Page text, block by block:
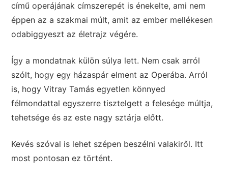
című operájának címszerepét is énekelte, ami nem
éppen az a szakmai múlt, amit az ember mellékesen
odabiggyeszt az életrajz végére.
Így a mondatnak külön súlya lett. Nem csak arról
szólt, hogy egy házaspár elment az Operába. Arról
is, hogy Vitray Tamás egyetlen könnyed
félmondattal egyszerre tisztelgett a felesége múltja,
tehetsége és az este nagy sztárja előtt.
Kevés szóval is lehet szépen beszélni valakiről. Itt
most pontosan ez történt.